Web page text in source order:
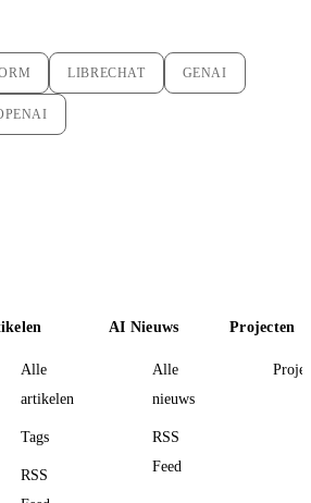
LIBRECHAT GENAI
Alle
artikelen
Tags
RSS
AI Nieuws
Alle
nieuws
RSS
Feed
Projecten